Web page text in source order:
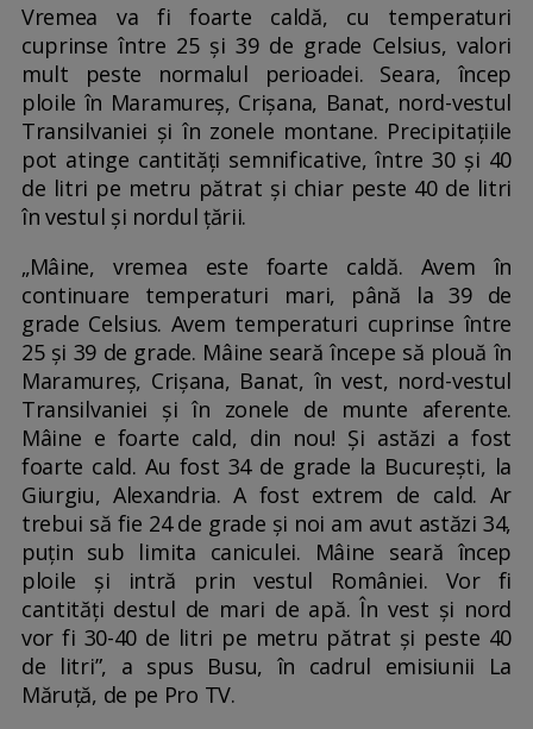
Vremea va fi foarte caldă, cu temperaturi
cuprinse între 25 și 39 de grade Celsius, valori
mult peste normalul perioadei. Seara, încep
ploile în Maramureș, Crișana, Banat, nord-vestul
Transilvaniei și în zonele montane. Precipitațiile
pot atinge cantități semnificative, între 30 și 40
de litri pe metru pătrat și chiar peste 40 de litri
în vestul și nordul țării.
„Mâine, vremea este foarte caldă. Avem în
continuare temperaturi mari, până la 39 de
grade Celsius. Avem temperaturi cuprinse între
25 și 39 de grade. Mâine seară începe să plouă în
Maramureș, Crișana, Banat, în vest, nord-vestul
Transilvaniei și în zonele de munte aferente.
Mâine e foarte cald, din nou! Și astăzi a fost
foarte cald. Au fost 34 de grade la București, la
Giurgiu, Alexandria. A fost extrem de cald. Ar
trebui să fie 24 de grade și noi am avut astăzi 34,
puțin sub limita caniculei. Mâine seară încep
ploile și intră prin vestul României. Vor fi
cantități destul de mari de apă. În vest și nord
vor fi 30-40 de litri pe metru pătrat și peste 40
de litri”, a spus Busu, în cadrul emisiunii La
Măruță, de pe Pro TV.